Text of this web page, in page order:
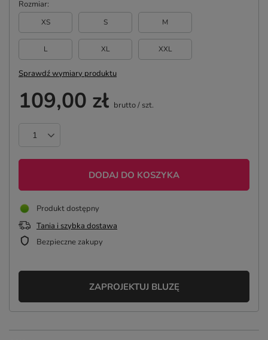
Rozmiar
XS S M
L XL XXL
Sprawdź wymiary produktu
109,00 zł brutto/ szt.
DODAJ DO KOSZYKA
Produkt dostępny
Tania i szybka dostawa
Bezpieczne zakupy
ZAPROJEKTUJ BLUZĘ